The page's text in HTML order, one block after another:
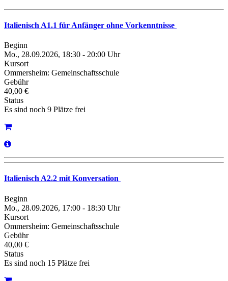
Italienisch A1.1 für Anfänger ohne Vorkenntnisse
Beginn
Mo., 28.09.2026, 18:30 - 20:00 Uhr
Kursort
Ommersheim: Gemeinschaftsschule
Gebühr
40,00 €
Status
Es sind noch 9 Plätze frei
Italienisch A2.2 mit Konversation
Beginn
Mo., 28.09.2026, 17:00 - 18:30 Uhr
Kursort
Ommersheim: Gemeinschaftsschule
Gebühr
40,00 €
Status
Es sind noch 15 Plätze frei